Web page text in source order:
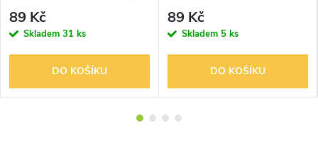
89 Kč
Skladem 31 ks
DO KOŠÍKU
89 Kč
Skladem 5 ks
DO KOŠÍKU